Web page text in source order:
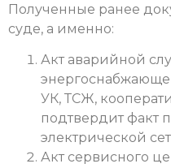
Полученные ранее
суде, а именно:
Акт аварийной
УК, ТСЖ,
подтвердит факт
электрической
Акт сервисного